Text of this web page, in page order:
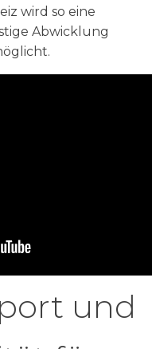
wird so eine
Abwicklung
und